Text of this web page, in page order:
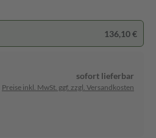
136,10 €
sofort lieferbar
Preise inkl. MwSt. ggf. zzgl. Versandkosten